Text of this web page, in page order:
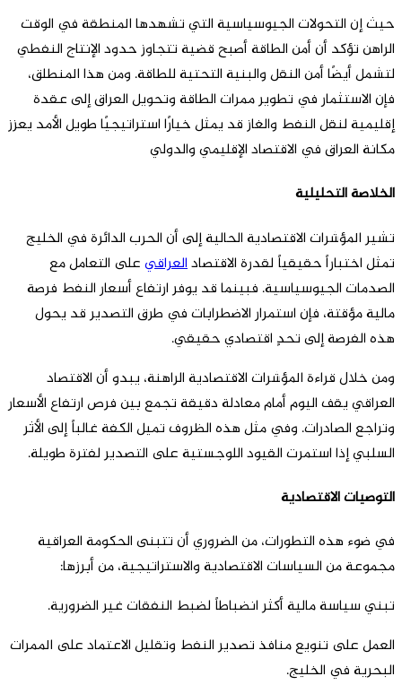
حيث إن التحولات الجيوسياسية التي تشهدها المنطقة في الوقت
الراهن تؤكد أن أمن الطاقة أصبح قضية تتجاوز حدود الإنتاج النفطي
لتشمل أيضًا أمن النقل والبنية التحتية للطاقة. ومن هذا المنطلق،
فإن الاستثمار في تطوير ممرات الطاقة وتحويل العراق إلى عقدة
إقليمية لنقل النفط والغاز قد يمثل خيارًا استراتيجيًا طويل الأمد يعزز
مكانة العراق في الاقتصاد الإقليمي والدولي
الخلاصة التحليلية
تشير المؤشرات الاقتصادية الحالية إلى أن الحرب الدائرة في الخليج
تمثل اختباراً حقيقياً لقدرة الاقتصادالعراقيعلى التعامل مع
الصدمات الجيوسياسية. فبينما قد يوفر ارتفاع أسعار النفط فرصة
مالية مؤقتة، فإن استمرار الاضطرابات في طرق التصدير قد يحول
هذه الفرصة إلى تحدٍ اقتصادي حقيقي.
ومن خلال قراءة المؤشرات الاقتصادية الراهنة، يبدو أن الاقتصاد
العراقي يقف اليوم أمام معادلة دقيقة تجمع بين فرص ارتفاع الأسعار
وتراجع الصادرات. وفي مثل هذه الظروف تميل الكفة غالباً إلى الأثر
السلبي إذا استمرت القيود اللوجستية على التصدير لفترة طويلة.
التوصيات الاقتصادية
في ضوء هذه التطورات، من الضروري أن تتبنى الحكومة العراقية
مجموعة من السياسات الاقتصادية والاستراتيجية، من أبرزها:
تبني سياسة مالية أكثر انضباطاً لضبط النفقات غير الضرورية.
العمل على تنويع منافذ تصدير النفط وتقليل الاعتماد على الممرات
البحرية في الخليج.